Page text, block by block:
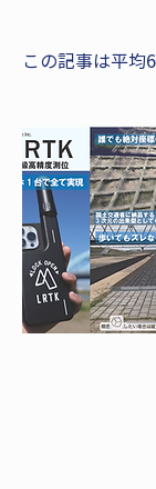
この記事は平均